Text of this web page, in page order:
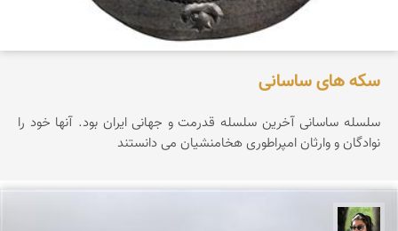
سکه های ساسانی
سلسله ساسانی آخرین سلسله قدرمت و جهانی ایران بود. آنها خود را
نوادگان و وارثان امپراطوری هخامنشیان می دانستند